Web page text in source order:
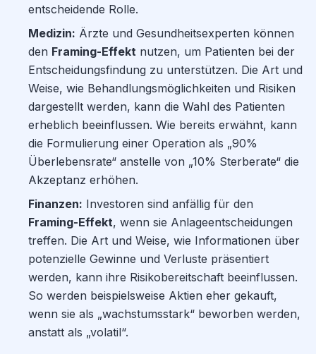
entscheidende Rolle.
Medizin: Ärzte und Gesundheitsexperten können
den Framing-Effekt nutzen, um Patienten bei der
Entscheidungsfindung zu unterstützen. Die Art und
Weise, wie Behandlungsmöglichkeiten und Risiken
dargestellt werden, kann die Wahl des Patienten
erheblich beeinflussen. Wie bereits erwähnt, kann
die Formulierung einer Operation als „90%
Überlebensrate“ anstelle von „10% Sterberate“ die
Akzeptanz erhöhen.
Finanzen: Investoren sind anfällig für den
Framing-Effekt, wenn sie Anlageentscheidungen
treffen. Die Art und Weise, wie Informationen über
potenzielle Gewinne und Verluste präsentiert
werden, kann ihre Risikobereitschaft beeinflussen.
So werden beispielsweise Aktien eher gekauft,
wenn sie als „wachstumsstark“ beworben werden,
anstatt als „volatil“.